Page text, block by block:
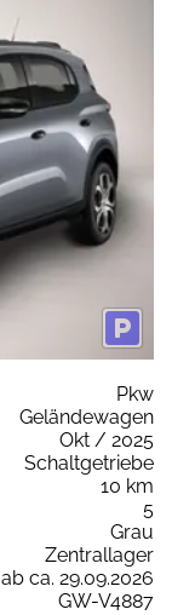
Pkw
Geländewagen
Okt / 2025
Schaltgetriebe
10 km
5
Grau
Zentrallager
ab ca. 29.09.2026
GW-V4887